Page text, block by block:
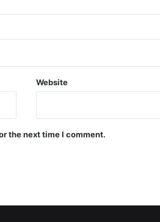
Website
the next time I comment.